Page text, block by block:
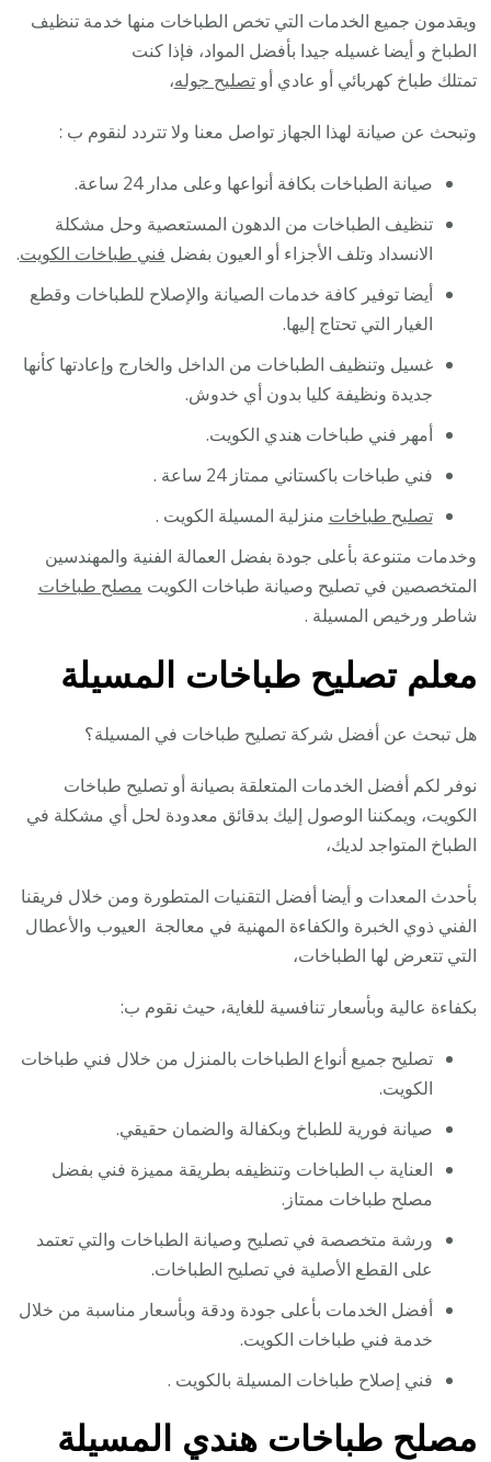
ويقدمون جميع الخدمات التي تخص الطباخات منها خدمة تنظيف
الطباخ و أيضا غسيله جيدا بأفضل المواد، فإذا كنت
تمتلك طباخ كهربائي أو عادي أوتصليح جوله،
وتبحث عن صيانة لهذا الجهاز تواصل معنا ولا تتردد لنقوم ب :
صيانة الطباخات بكافة أنواعها وعلى مدار 24 ساعة.
تنظيف الطباخات من الدهون المستعصية وحل مشكلة
الانسداد وتلف الأجزاء أو العيون بفضل فني طباخات الكويت.
أيضا توفير كافة خدمات الصيانة والإصلاح للطباخات وقطع
الغيار التي تحتاج إليها.
غسيل وتنظيف الطباخات من الداخل والخارج وإعادتها كأنها
جديدة ونظيفة كليا بدون أي خدوش.
أمهر فني طباخات هندي الكويت.
فني طباخات باكستاني ممتاز 24 ساعة .
تصليح طباخات منزلية المسيلة الكويت .
وخدمات متنوعة بأعلى جودة بفضل العمالة الفنية والمهندسين
المتخصصين في تصليح وصيانة طباخات الكويت مصلح طباخات
شاطر ورخيص المسيلة .
معلم تصليح طباخات المسيلة
هل تبحث عن أفضل شركة تصليح طباخات في المسيلة؟
نوفر لكم أفضل الخدمات المتعلقة بصيانة أو تصليح طباخات
الكويت، ويمكننا الوصول إليك بدقائق معدودة لحل أي مشكلة في
الطباخ المتواجد لديك،
بأحدث المعدات و أيضا أفضل التقنيات المتطورة ومن خلال فريقنا
الفني ذوي الخبرة والكفاءة المهنية في معالجة العيوب والأعطال
التي تتعرض لها الطباخات،
بكفاءة عالية وبأسعار تنافسية للغاية، حيث نقوم ب:
تصليح جميع أنواع الطباخات بالمنزل من خلال فني طباخات
الكويت.
صيانة فورية للطباخ وبكفالة والضمان حقيقي.
العناية ب الطباخات وتنظيفه بطريقة مميزة فني بفضل
مصلح طباخات ممتاز.
ورشة متخصصة في تصليح وصيانة الطباخات والتي تعتمد
على القطع الأصلية في تصليح الطباخات.
أفضل الخدمات بأعلى جودة ودقة وبأسعار مناسبة من خلال
خدمة فني طباخات الكويت.
فني إصلاح طباخات المسيلة بالكويت .
مصلح طباخات هندي المسيلة